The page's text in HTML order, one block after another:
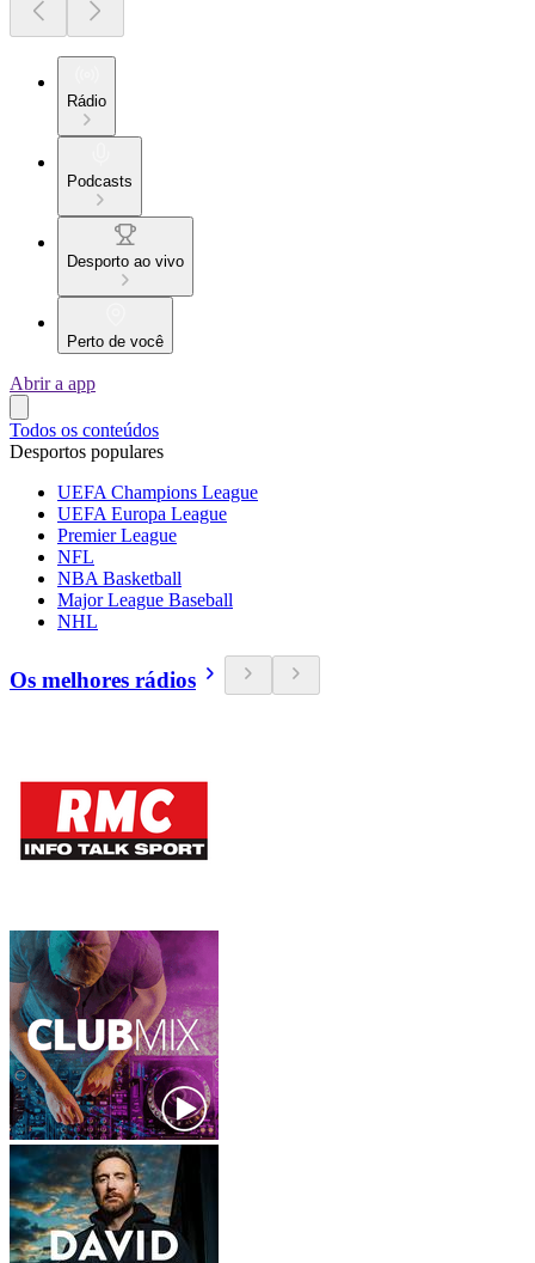
Rádio
Podcasts
Desporto ao vivo
Perto de você
Abrir a app
Todos os conteúdos
Desportos populares
UEFA Champions League
UEFA Europa League
Premier League
NFL
NBA Basketball
Major League Baseball
NHL
Os melhores rádios